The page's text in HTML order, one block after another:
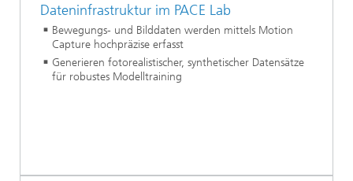
Dateninfrastruktur im PACE Lab
Bewegungs- und Bilddaten werden mittels Motion
Capture hochpräzise erfasst
Generieren fotorealistischer, synthetischer Datensätze
für robustes Modelltraining